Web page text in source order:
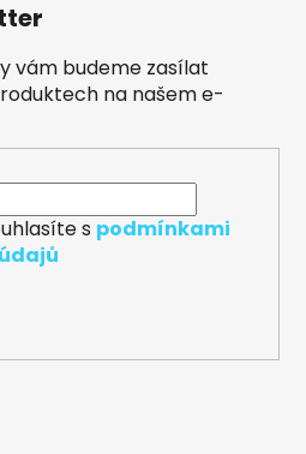
vám budeme zasílat
na našem e-
s podmínkami